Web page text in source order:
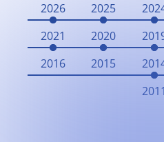
2026 2025
2021
2020
2016
2015
2011